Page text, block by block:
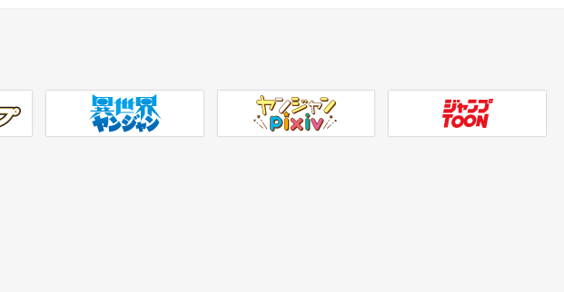
異世界ヤンジャン ヤンジャンpixiv ジャンプTOON